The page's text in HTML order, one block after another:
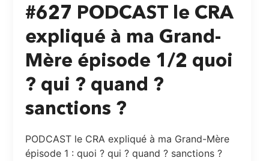
#627 PODCAST le CRA
expliqué à ma Grand-
Mère épisode 1/2 quoi
? qui ? quand ?
sanctions ?
PODCAST le CRA expliqué à ma Grand-Mère
épisode 1 : quoi ? qui ? quand ? sanctions ?